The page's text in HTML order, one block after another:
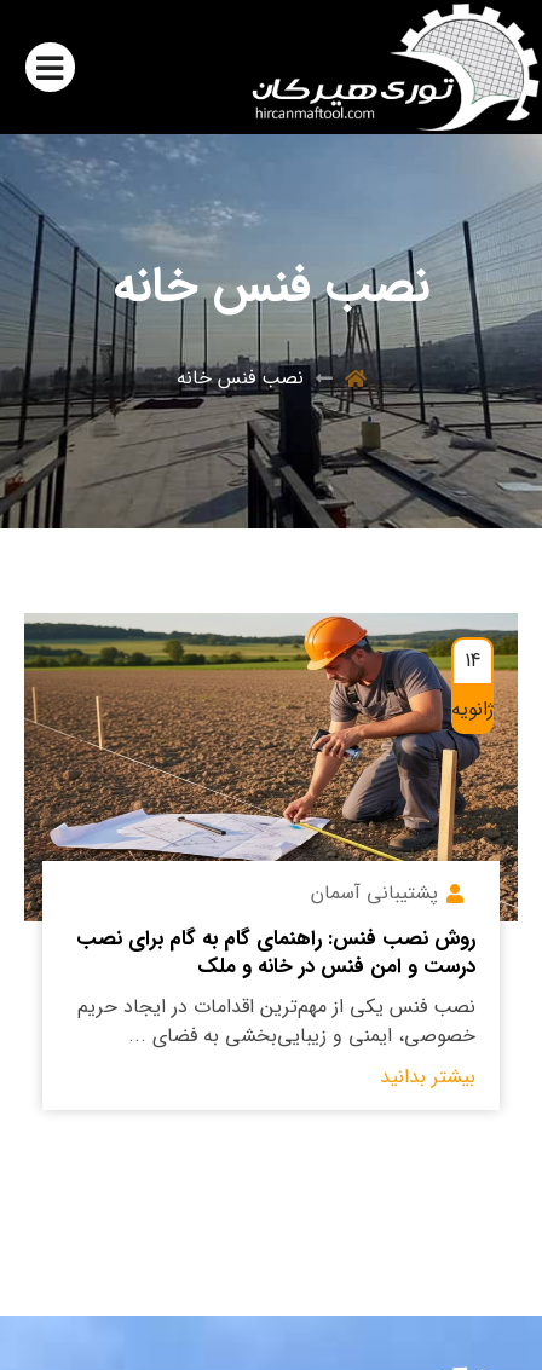
نصب فنس خانه
نصب فنس خانه
14
ژانویه
پشتیبانی آسمان
روش نصب فنس: راهنمای گام به گام برای نصب
درست و امن فنس در خانه و ملک
نصب فنس یکی از مهم‌ترین اقدامات در ایجاد حریم
خصوصی، ایمنی و زیبایی‌بخشی به فضای ...
بیشتر بدانید